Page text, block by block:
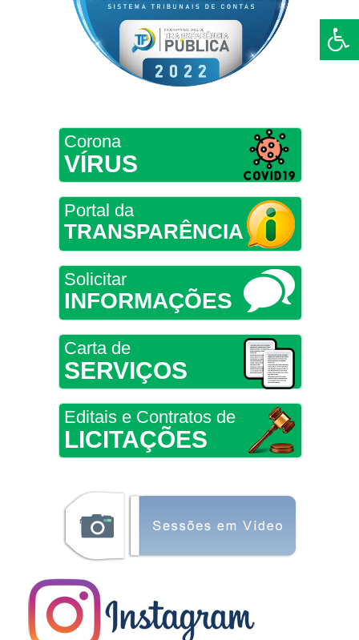
Corona
VÍRUS
Portal da
TRANSPARÊNCIA
Solicitar
INFORMAÇÕES
Carta de
SERVIÇOS
Editais e Contratos de
LICITAÇÕES